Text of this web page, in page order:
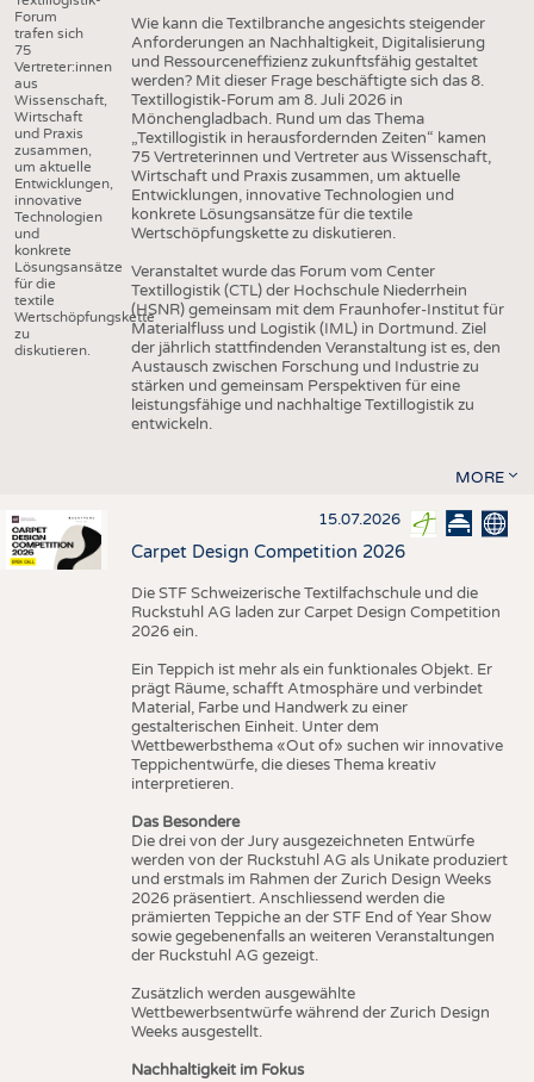
Forum
trafen sich
75
Vertreter:innen
aus
Wissenschaft,
Wirtschaft
und Praxis
zusammen,
um aktuelle
Entwicklungen,
innovative
Technologien
und
konkrete
Lösungsansätze
für die
textile
Wertschöpfungskette
zu
diskutieren.
Wie kann die Textilbranche angesichts steigender
Anforderungen an Nachhaltigkeit, Digitalisierung
und Ressourceneffizienz zukunftsfähig gestaltet
werden? Mit dieser Frage beschäftigte sich das 8.
Textillogistik-Forum am 8. Juli 2026 in
Mönchengladbach. Rund um das Thema
„Textillogistik in herausfordernden Zeiten“ kamen
75 Vertreterinnen und Vertreter aus Wissenschaft,
Wirtschaft und Praxis zusammen, um aktuelle
Entwicklungen, innovative Technologien und
konkrete Lösungsansätze für die textile
Wertschöpfungskette zu diskutieren.
Veranstaltet wurde das Forum vom Center
Textillogistik (CTL) der Hochschule Niederrhein
(HSNR) gemeinsam mit dem Fraunhofer-Institut für
Materialfluss und Logistik (IML) in Dortmund. Ziel
der jährlich stattfindenden Veranstaltung ist es, den
Austausch zwischen Forschung und Industrie zu
stärken und gemeinsam Perspektiven für eine
leistungsfähige und nachhaltige Textillogistik zu
entwickeln.
MORE
15.07.2026
Carpet Design Competition 2026
Die STF Schweizerische Textilfachschule und die
Ruckstuhl AG laden zur Carpet Design Competition
2026 ein.
Ein Teppich ist mehr als ein funktionales Objekt. Er
prägt Räume, schafft Atmosphäre und verbindet
Material, Farbe und Handwerk zu einer
gestalterischen Einheit. Unter dem
Wettbewerbsthema «Out of» suchen wir innovative
Teppichentwürfe, die dieses Thema kreativ
interpretieren.
Das Besondere
Die drei von der Jury ausgezeichneten Entwürfe
werden von der Ruckstuhl AG als Unikate produziert
und erstmals im Rahmen der Zurich Design Weeks
2026 präsentiert. Anschliessend werden die
prämierten Teppiche an der STF End of Year Show
sowie gegebenenfalls an weiteren Veranstaltungen
der Ruckstuhl AG gezeigt.
Zusätzlich werden ausgewählte
Wettbewerbsentwürfe während der Zurich Design
Weeks ausgestellt.
Nachhaltigkeit im Fokus